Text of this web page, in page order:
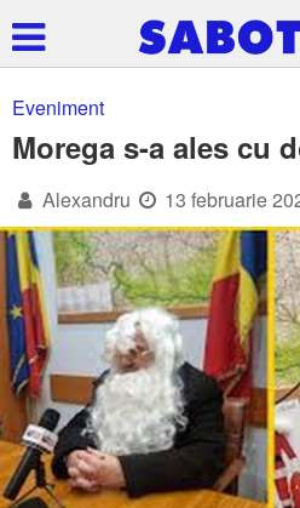
Eveniment
Morega s-a ales cu
Alexandru 13 februarie